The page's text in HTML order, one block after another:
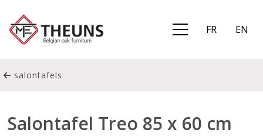
FR EN
salontafels
Salontafel Treo 85 x 60 cm